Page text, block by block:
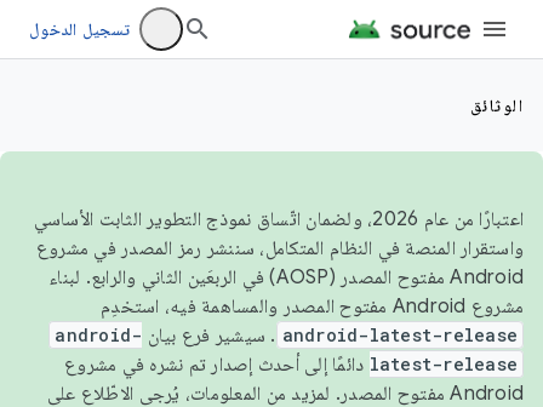
تسجيل الدخول
الوثائق
اعتبارًا من عام 2026، ولضمان اتّساق نموذج التطوير الثابت الأساسي
واستقرار المنصة في النظام المتكامل، سننشر رمز المصدر في مشروع
Android مفتوح المصدر (AOSP) في الربعَين الثاني والرابع. لبناء
مشروع Android مفتوح المصدر والمساهمة فيه، استخدِم
android-latest-release . سيشير فرع بيان android-
latest-release دائمًا إلى أحدث إصدار تم نشره في مشروع
Android مفتوح المصدر. لمزيد من المعلومات، يُرجى الاطّلاع على